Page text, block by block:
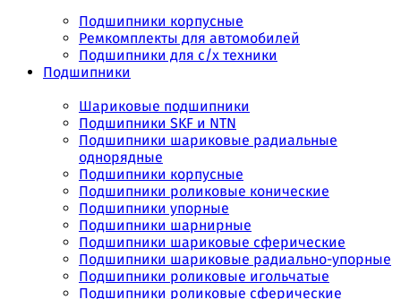
Подшипники корпусные
Ремкомплекты для автомобилей
Подшипники для с/х техники
Подшипники
Шариковые подшипники
Подшипники SKF и NTN
Подшипники шариковые радиальные
однорядные
Подшипники корпусные
Подшипники роликовые конические
Подшипники упорные
Подшипники шарнирные
Подшипники шариковые сферические
Подшипники шариковые радиально-упорные
Подшипники роликовые игольчатые
Подшипники роликовые сферические